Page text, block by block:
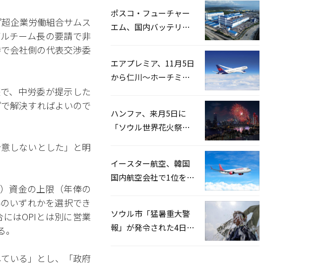
企業労働組合サムス
チーム長の要請で非
会社側の代表交渉委
、中労委が提示した
解決すればよいので
しないとした」と明
資金の上限（年俸の
いずれかを選択でき
はOPIとは別に営業
いる」とし、「政府
ポスコ・フューチャー
エム、国内バッテリー
エアプレミア、11月5日
から仁川〜ホーチミン
ハンファ、来月5日に
「ソウル世界花火祭り
イースター航空、韓国
国内航空会社で1位を記
ソウル市「猛暑重大警
報」が発令された4日、